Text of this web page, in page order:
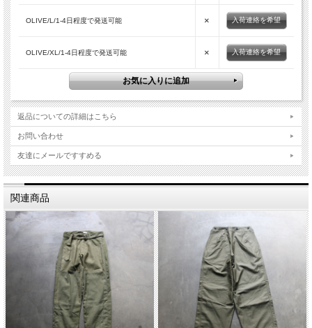
OLIVE
OLIVE/L/1-4日程度で発送可能 × 入荷連絡を希望
OLIVE/XL/1-4日程度で発送可能 × 入荷連絡を希望
返品についての詳細はこちら
お問い合わせ
友達にメールですすめる
関連商品